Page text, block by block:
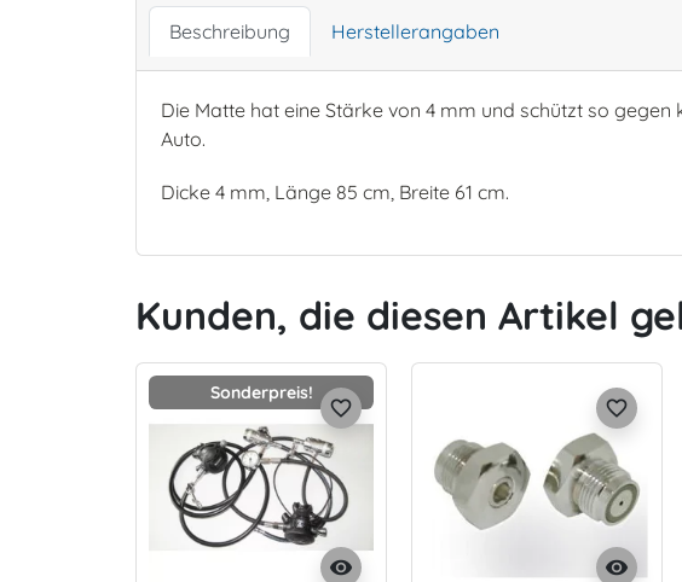
Beschreibung Herstellerangaben
Die Matte hat eine Stärke von 4 mm und schützt so
Auto.
Dicke 4 mm, Länge 85 cm, Breite 61 cm.
Kunden, die diesen Artikel
Sonderpreis!
visibility
favorite_border
visibility
favorite_border